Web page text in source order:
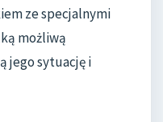
ze specjalnymi
możliwą
jego sytuację i